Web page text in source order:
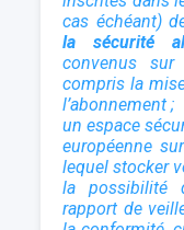
cas échéant)
la sécurité
convenus
compris la
l’abonnement ;
un espace
européenne
lequel stocker
la possibilité
rapport de